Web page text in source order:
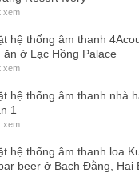
xem
hệ thống âm thanh
ăn ở Lạc Hồng Palace
xem
hệ thống âm thanh nhà
1
xem
hệ thống âm thanh loa
beer ở Bạch Đằng, Hai